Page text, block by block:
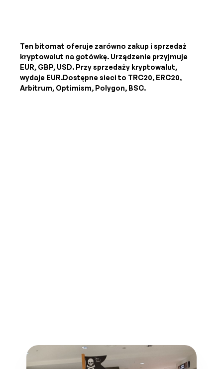
Ten bitomat oferuje zarówno zakup i sprzedaż
kryptowalut na gotówkę. Urządzenie przyjmuje
EUR, GBP, USD. Przy sprzedaży kryptowalut,
wydaje EUR.Dostępne sieci to TRC20, ERC20,
Arbitrum, Optimism, Polygon, BSC.